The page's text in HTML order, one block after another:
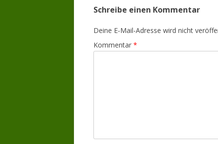
Schreibe einen Kommentar
Deine E-Mail-Adresse wird nicht
Kommentar *